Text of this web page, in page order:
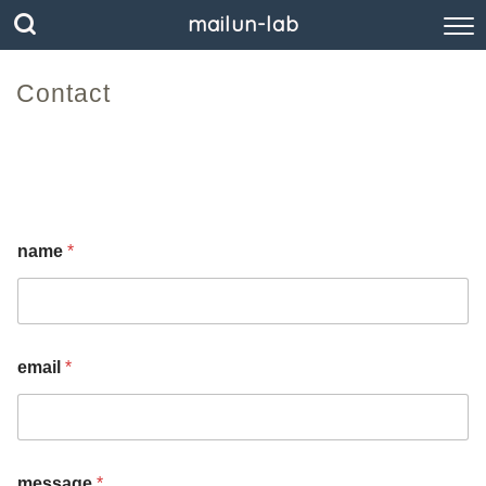
mailun-lab
Contact
name *
email *